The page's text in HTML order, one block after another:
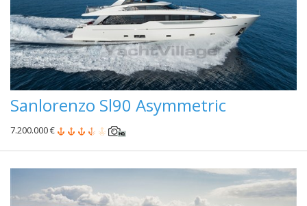
Sanlorenzo Sl90 Asymmetric
7.200.000 €